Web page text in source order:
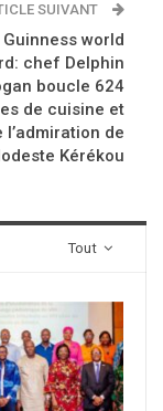
SUIVANT
world
chef Delphin
boucle 624
de cuisine et
de
Kérékou
Tout